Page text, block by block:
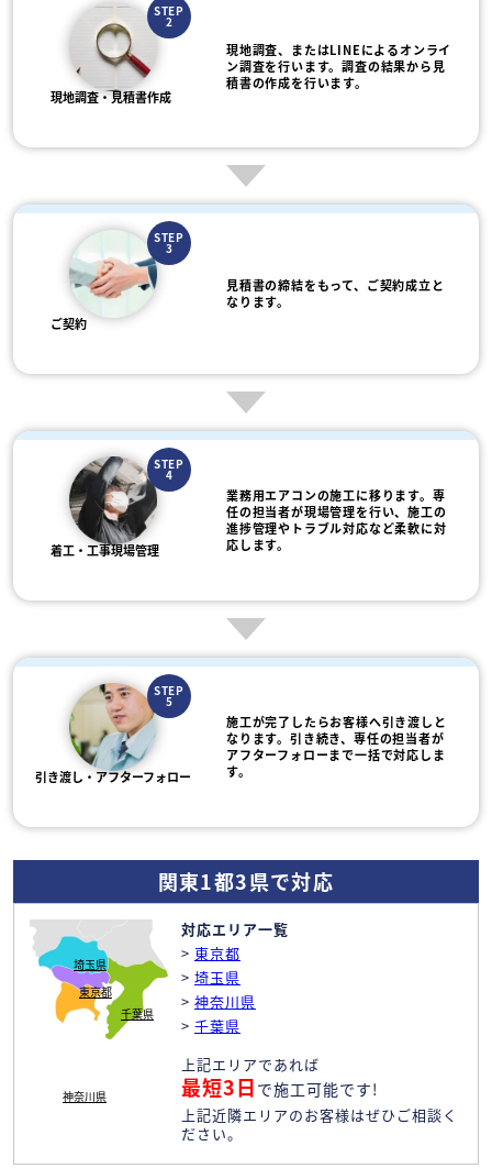
STEP
2
現地調査・見積書作成
現地調査、またはLINEによるオンライ
ン調査を行います。調査の結果から見
積書の作成を行います。
STEP
3
ご契約
見積書の締結をもって、ご契約成立と
なります。
STEP
4
着工・工事現場管理
業務用エアコンの施工に移ります。専
任の担当者が現場管理を行い、施工の
進捗管理やトラブル対応など柔軟に対
応します。
STEP
5
引き渡し・アフターフォロー
施工が完了したらお客様へ引き渡しと
なります。引き続き、専任の担当者が
アフターフォローまで一括で対応しま
す。
関東1都3県で対応
東京都
埼玉県
神奈川県
千葉県
対応エリア一覧
> 東京都
> 埼玉県
> 神奈川県
> 千葉県
上記エリアであれば
最短3日 で施工可能です!
上記近隣エリアのお客様はぜひご相談く
ださい。